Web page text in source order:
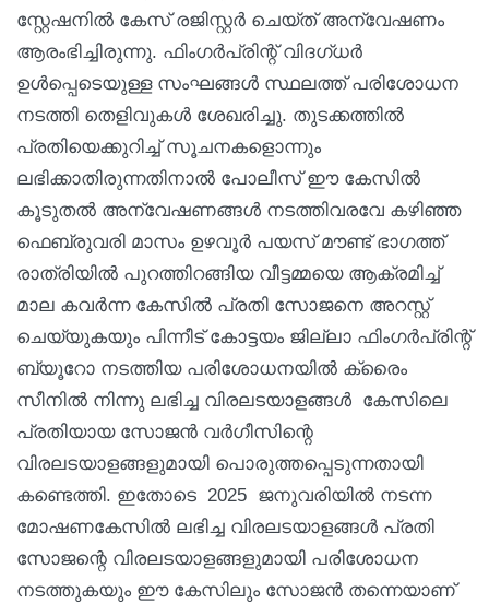
സ്റ്റേഷനിൽ കേസ് രജിസ്റ്റർ ചെയ്ത് അന്വേഷണം
ആരംഭിച്ചിരുന്നു. ഫിംഗർപ്രിന്റ് വിദഗ്ധർ
ഉൾപ്പെടെയുള്ള സംഘങ്ങൾ സ്ഥലത്ത് പരിശോധന
നടത്തി തെളിവുകൾ ശേഖരിച്ചു. തുടക്കത്തിൽ
പ്രതിയെക്കുറിച്ച് സൂചനകളൊന്നും
ലഭിക്കാതിരുന്നതിനാൽ പോലീസ് ഈ കേസിൽ
കൂടുതൽ അന്വേഷണങ്ങൾ നടത്തിവരവേ കഴിഞ്ഞ
ഫെബ്രുവരി മാസം ഉഴവൂർ പയസ് മൗണ്ട് ഭാഗത്ത്
രാത്രിയിൽ പുറത്തിറങ്ങിയ വീട്ടമ്മയെ ആക്രമിച്ച്
മാല കവർന്ന കേസിൽ പ്രതി സോജനെ അറസ്റ്റ്
ചെയ്യുകയും പിന്നീട് കോട്ടയം ജില്ലാ ഫിംഗർപ്രിന്റ്
ബ്യൂറോ നടത്തിയ പരിശോധനയിൽ ക്രൈം
സീനിൽ നിന്നു ലഭിച്ച വിരലടയാളങ്ങൾ കേസിലെ
പ്രതിയായ സോജൻ വർഗീസിന്റെ
വിരലടയാളങ്ങളുമായി പൊരുത്തപ്പെടുന്നതായി
കണ്ടെത്തി. ഇതോടെ 2025 ജനുവരിയിൽ നടന്ന
മോഷണകേസിൽ ലഭിച്ച വിരലടയാളങ്ങൾ പ്രതി
സോജന്റെ വിരലടയാളങ്ങളുമായി പരിശോധന
നടത്തുകയും ഈ കേസിലും സോജൻ തന്നെയാണ്